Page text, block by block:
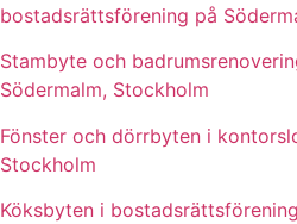
bostadsrättsförening på
Stambyte och
Södermalm, Stockholm
Fönster och dörrbyten i
Stockholm
Köksbyten i